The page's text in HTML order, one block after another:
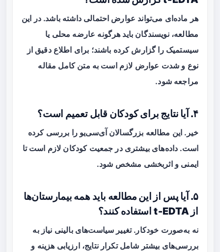
هر ماده‌ای می‌تواند عوارض احتمالی داشته باشد. در این
مطالعه، نویسندگان باید هرگونه عارضه محلی یا
سیستمیک را گزارش کرده باشند؛ برای اطلاع دقیق از
نوع و شدت عوارض لازم است به متن کامل مقاله
مراجعه شود.
۴. آیا نتایج برای کودکان قابل تعمیم است؟
خیر. این مطالعه بزرگسالان آی‌سی‌یو را بررسی کرده
است. داده‌های بیشتری در جمعیت کودکان لازم است تا
ایمنی و اثربخشی مشخص شود.
۵. آیا پس از این مطالعه باید همه بیمارستان‌ها
از t‑EDTA استفاده کنند؟
نه به‌صورت خودکار. تغییر سیاست‌های بالینی نیاز به
بررسی‌های بیشتر شامل تکرار نتایج، ارزیابی هزینه و